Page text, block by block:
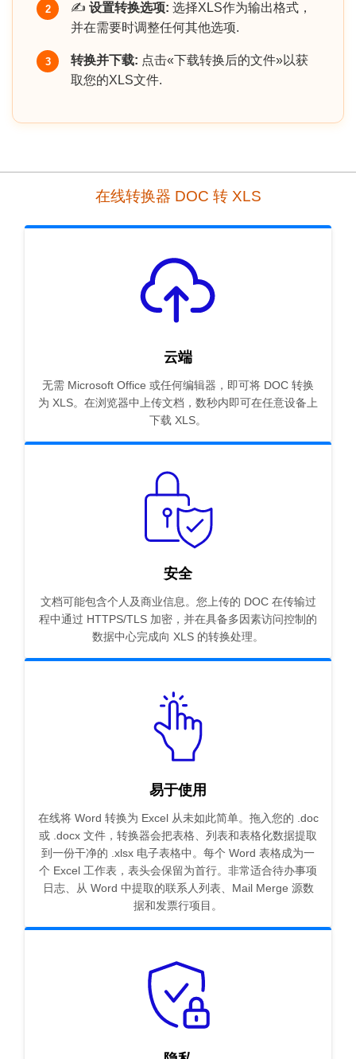
2 ✍️ 设置转换选项: 选择XLS作为输出格式，
并在需要时调整任何其他选项.
3 转换并下载: 点击«下载转换后的文件»以获
取您的XLS文件.
在线转换器 DOC 转 XLS
云端
无需 Microsoft Office 或任何编辑器，即可将 DOC 转换
为 XLS。在浏览器中上传文档，数秒内即可在任意设备上
下载 XLS。
安全
文档可能包含个人及商业信息。您上传的 DOC 在传输过
程中通过 HTTPS/TLS 加密，并在具备多因素访问控制的
数据中心完成向 XLS 的转换处理。
易于使用
在线将 Word 转换为 Excel 从未如此简单。拖入您的 .doc
或 .docx 文件，转换器会把表格、列表和表格化数据提取
到一份干净的 .xlsx 电子表格中。每个 Word 表格成为一
个 Excel 工作表，表头会保留为首行。非常适合待办事项
日志、从 Word 中提取的联系人列表、Mail Merge 源数
据和发票行项目。